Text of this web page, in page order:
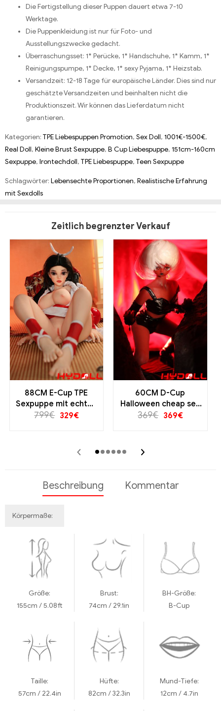
Die Fertigstellung dieser Puppen dauert etwa 7-10
Werktage.
Die Puppenkleidung ist nur für Foto- und
Ausstellungszwecke gedacht.
Überraschungsset: 1* Perücke, 1* Handschuhe, 1* Kamm, 1*
Reinigungspumpe, 1* Decke, 1* sexy Pyjama, 1* Heizstab.
Versandzeit: 12-18 Tage für europäische Länder. Dies sind nur
geschätzte Versandzeiten und beinhalten nicht die
Produktionszeit. Wir können das Lieferdatum nicht
garantieren.
Kategorien: TPE Liebespuppen Promotion, Sex Doll, 1001€-1500€,
Real Doll, Kleine Brust Sexpuppe, B Cup Liebespuppe, 151cm-160cm
Sexpuppe, Irontechdoll, TPE Liebespuppe, Teen Sexpuppe
Schlagwörter: Lebensechte Proportionen, Realistische Erfahrung
mit Sexdolls
Zeitlich begrenzter Verkauf
88CM E-Cup TPE
Sexpuppe mit echten
großen Brüsten und
799€ 329€
60CM D-Cup
Halloween cheap sex
doll | Samael
369€ 369€
‹ ›
Beschreibung Kommentar
Körpermaße:
Größe:
155cm / 5.08ft
Brust:
74cm / 29.1in
BH-Größe:
B-Cup
Taille:
57cm / 22.4in
Hüfte:
82cm / 32.3in
Mund-Tiefe:
12cm / 4.7in